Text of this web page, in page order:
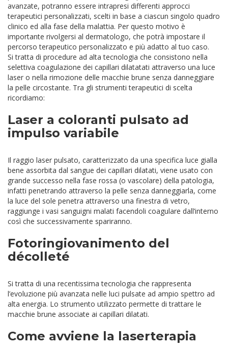
avanzate, potranno essere intrapresi differenti approcci
terapeutici personalizzati, scelti in base a ciascun singolo quadro
clinico ed alla fase della malattia. Per questo motivo è
importante rivolgersi al dermatologo, che potrà impostare il
percorso terapeutico personalizzato e più adatto al tuo caso.
Si tratta di procedure ad alta tecnologia che consistono nella
selettiva coagulazione dei capillari dilatatati attraverso una luce
laser o nella rimozione delle macchie brune senza danneggiare
la pelle circostante. Tra gli strumenti terapeutici di scelta
ricordiamo:
Laser a coloranti pulsato ad
impulso variabile
Il raggio laser pulsato, caratterizzato da una specifica luce gialla
bene assorbita dal sangue dei capillari dilatati, viene usato con
grande successo nella fase rossa (o vascolare) della patologia,
infatti penetrando attraverso la pelle senza danneggiarla, come
la luce del sole penetra attraverso una finestra di vetro,
raggiunge i vasi sanguigni malati facendoli coagulare dall’interno
così che successivamente spariranno.
Fotoringiovanimento del
décolleté
Si tratta di una recentissima tecnologia che rappresenta
l’evoluzione più avanzata nelle luci pulsate ad ampio spettro ad
alta energia. Lo strumento utilizzato permette di trattare le
macchie brune associate ai capillari dilatati.
Come avviene la laserterapia